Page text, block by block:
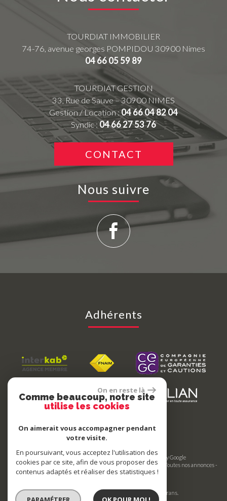
TOURDIAT IMMOBILIER
74-76, avenue georges POMPIDOU 30900 Nimes
04 66 05 59 89
TOURDIAT GESTION
33, Rue de Sauve – 30900 NIMES
Gestion / Location :04 66 04 82 04
Syndic :04 66 27 53 76
CONTACT
Nous suivre
Adhérents
© 2026 | Tous droits réservés | Traduction powered by Google
Plan du site- Mentions légales- Nos honoraires -Liens- Admin Toutes nos annonces-
Politique RGPD
un seul site adaptable à tous les types d'écrans.
On en reste là
Comme beaucoup, notre site
utilise les cookies
On aimerait vous accompagner pendant
votre visite.
En poursuivant, vous acceptez l'utilisation des
cookies par ce site, afin de vous proposer des
contenus adaptés et réaliser des statistiques !